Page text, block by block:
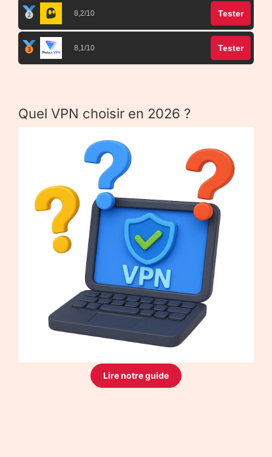
8,2/10 Tester
8,1/10 Tester
Quel VPN choisir en 2026 ?
Lire notre guide